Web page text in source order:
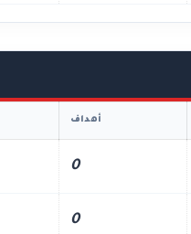
أهداف
0
0